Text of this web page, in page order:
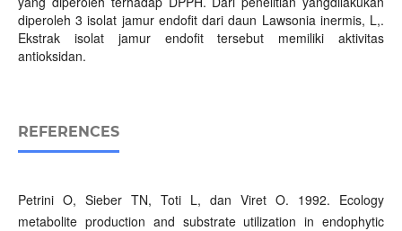
diperoleh 3 isolat jamur endofit dari daun Lawsonia inermis, L,.
Ekstrak isolat jamur endofit tersebut memiliki aktivitas
antioksidan.
REFERENCES
Petrini O, Sieber TN, Toti L, dan Viret O. 1992. Ecology
metabolite production and substrate utilization in endophytic